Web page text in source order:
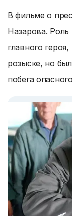
В фильме о
Назарова.
главного
розыске, но
побега